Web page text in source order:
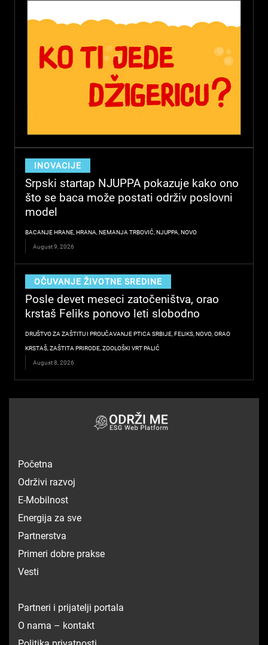
INOVACIJE
Srpski startap NJUPPA pokazuje kako ono
što se baca može postati održiv poslovni
model
BACANJE HRANE,HRANA,NEMANJA TRBOVIĆ,NJUPPA,NOVO
August 9, 2026
OČUVANJE ŽIVOTNE SREDINE
Posle devet meseci zatočeništva, orao
krstaš Feliks ponovo leti slobodno
DRUŠTVO ZA ZAŠTITU I PROUČAVANJE PTICA SRBIJE,FELIKS,NOVO,ORAO
KRSTAŠ,ZAŠTITA PRIRODE,ZOOLOŠKI VRT PALIĆ
August 8, 2026
Početna
Održivi razvoj
E-Mobilnost
Energija za sve
Partnerstva
Primeri dobre prakse
Vesti
Partneri i prijatelji portala
O nama – kontakt